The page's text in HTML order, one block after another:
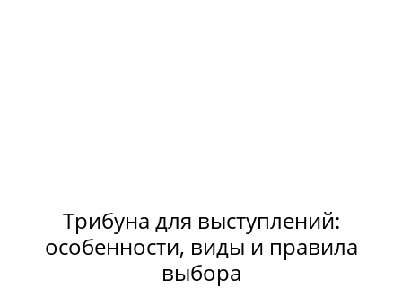
Трибуна для выступлений:
особенности, виды и правила
выбора